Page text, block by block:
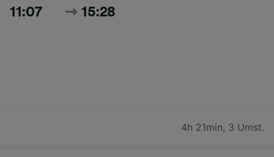
11:07 15:28
4h 21min, 3 Umst.